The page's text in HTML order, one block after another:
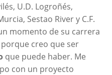
U.D. Logroñés,
Sestao River y C.F.
momento de su carrera
creo que ser
que puede haber. Me
con un proyecto